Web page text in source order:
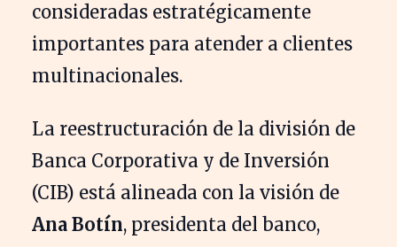
consideradas estratégicamente
importantes para atender a clientes
multinacionales.
La reestructuración de la división de
Banca Corporativa y de Inversión
(CIB) está alineada con la visión de
Ana Botín, presidenta del banco,